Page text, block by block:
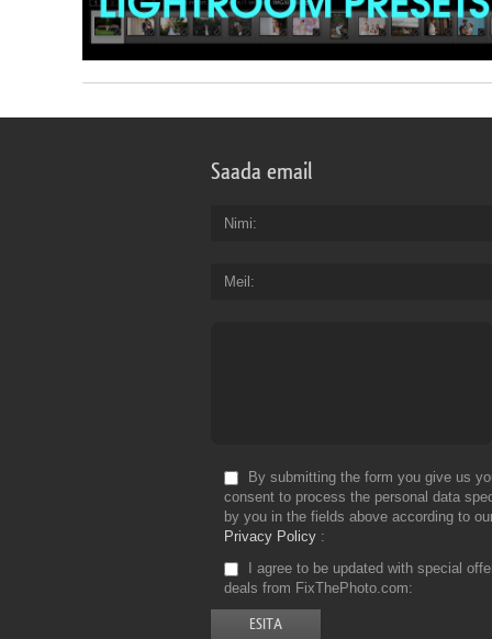
Saada email
Nimi
Meil
By submitting the form you give us
consent to process the personal data
by you in the fields above according to
Privacy Policy
I agree to be updated with special
deals from FixThePhoto.com